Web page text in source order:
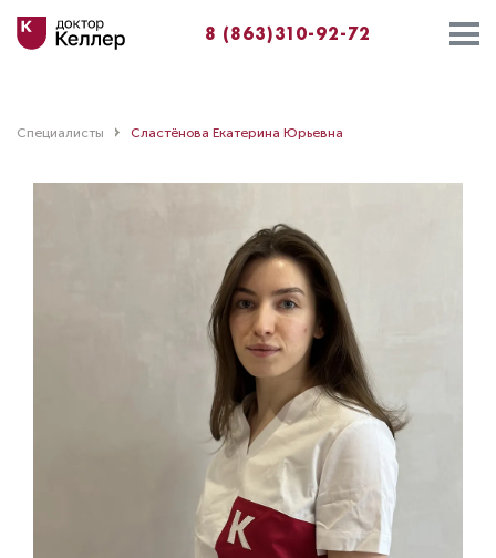
8 (863)310-92-72
Специалисты Сластëнова Екатерина Юрьевна